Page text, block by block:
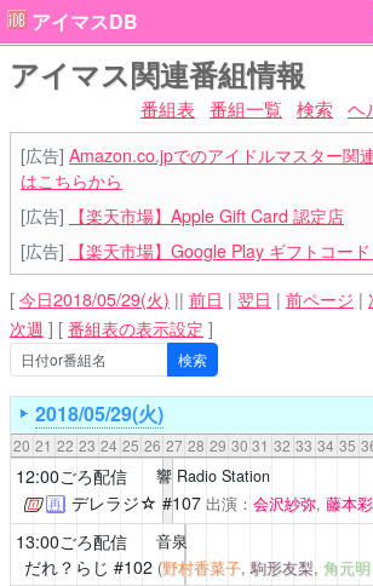
アイマスDB
アイマス関連番組情報
番組表 番組一覧 検索 ヘ
[広告] Amazon.co.jpでのアイドルマスター関
はこちらから
[広告]
【楽天市場】Apple Gift Card 認定店
[広告]
【楽天市場】Google Play ギフトコー
[ 今日2018/05/29(火) || 前日 | 翌日 | 前ページ |
次週 ] [ 番組表の表示設定 ]
2018/05/29(火)
20 21 22 23 24 25 26 27 28 29 30 31 32 33 34 35
12:00ごろ配信 響 Radio Station
再 デレラジ☆ #107 出演： 会沢紗弥, 藤本
13:00ごろ配信 音泉
だれ？らじ #102 (野村香菜子, 駒形友梨, 角元